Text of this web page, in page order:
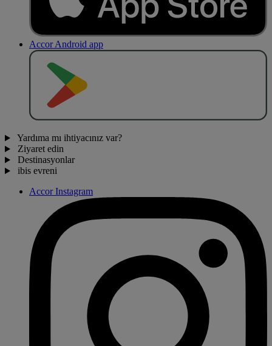
Accor Android app
Yardıma mı ihtiyacınız var?
Ziyaret edin
Destinasyonlar
ibis evreni
Accor Instagram